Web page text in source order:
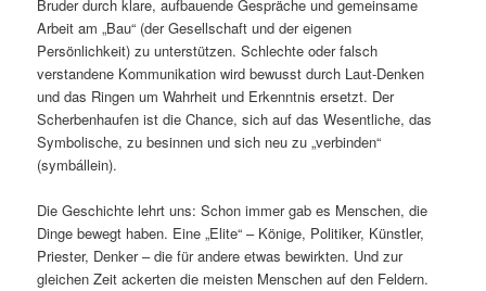
Bruder durch klare, aufbauende Gespräche und gemeinsame
Arbeit am „Bau“ (der Gesellschaft und der eigenen
Persönlichkeit) zu unterstützen. Schlechte oder falsch
verstandene Kommunikation wird bewusst durch Laut-Denken
und das Ringen um Wahrheit und Erkenntnis ersetzt. Der
Scherbenhaufen ist die Chance, sich auf das Wesentliche, das
Symbolische, zu besinnen und sich neu zu „verbinden“
(symbállein).
Die Geschichte lehrt uns: Schon immer gab es Menschen, die
Dinge bewegt haben. Eine „Elite“ – Könige, Politiker, Künstler,
Priester, Denker – die für andere etwas bewirkten. Und zur
gleichen Zeit ackerten die meisten Menschen auf den Feldern.